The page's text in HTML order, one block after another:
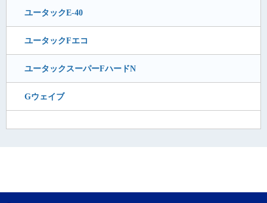
ユータックE-40
ユータックFエコ
ユータックスーパーFハードN
Gウェイブ